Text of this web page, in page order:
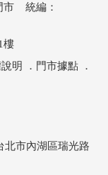
市 統編：
樓
明 ． 門市據點 ．
北市內湖區瑞光路